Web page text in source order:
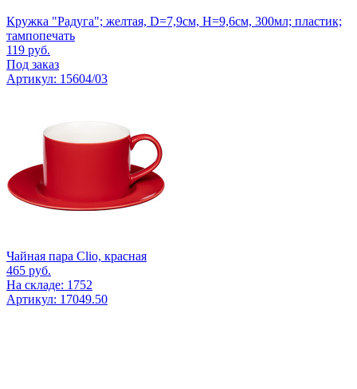
Кружка "Радуга"; желтая, D=7,9см, H=9,6см, 300мл; пластик;
тампопечать
119 руб.
Под заказ
Артикул: 15604/03
Чайная пара Clio, красная
465 руб.
На складе: 1752
Артикул: 17049.50